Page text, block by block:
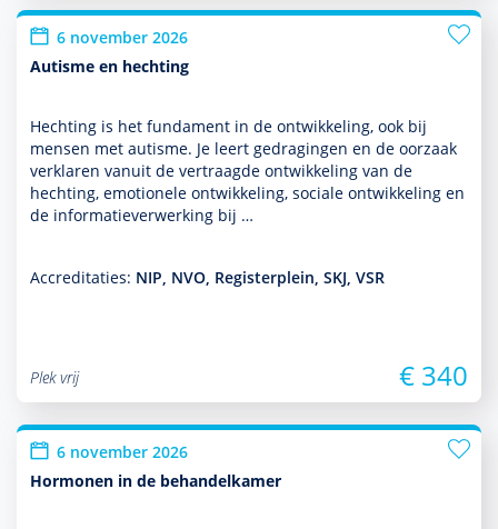
6 november 2026
Autisme en hechting
Hechting is het fundament in de ont­wikke­ling, ook bij
mensen met autisme. Je leert gedragingen en de oorzaak
verklaren vanuit de vertraagde ont­wikke­ling van de
hechting, emotionele ont­wikke­ling, sociale ont­wikke­ling en
de infor­matieverwerking bij …
Accreditaties: NIP, NVO, Registerplein, SKJ, VSR
Plek vrij € 340
6 november 2026
Hormonen in de behandelkamer